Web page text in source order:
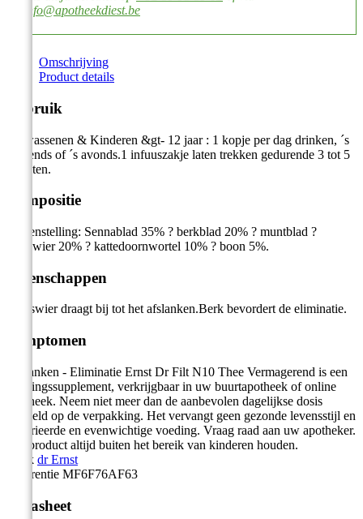
info@apotheekdiest.be
Omschrijving
Product details
Gebruik
Volwassenen & Kinderen &gt- 12 jaar : 1 kopje per dag drinken, ´s
ochtends of ´s avonds.1 infuuszakje laten trekken gedurende 3 tot 5
minuten.
Compositie
Samenstelling: Sennablad 35% ? berkblad 20% ? muntblad ?
blaaswier 20% ? kattedoornwortel 10% ? boon 5%.
Eigenschappen
Blaaswier draagt bij tot het afslanken.Berk bevordert de eliminatie.
Symptomen
Afslanken - Eliminatie Ernst Dr Filt N10 Thee Vermagerend is een
voedingssupplement, verkrijgbaar in uw buurtapotheek of online
apotheek. Neem niet meer dan de aanbevolen dagelijkse dosis
vermeld op de verpakking. Het vervangt geen gezonde levensstijl en
gevarieerde en evenwichtige voeding. Vraag raad aan uw apotheker.
Het product altijd buiten het bereik van kinderen houden.
Merk dr Ernst
Referentie MF6F76AF63
Datasheet